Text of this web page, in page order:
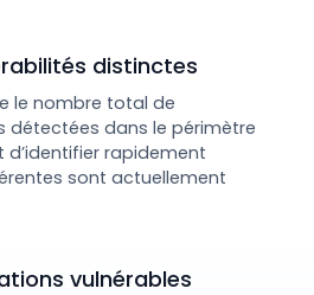
distinctes
le nombre total de
détectées dans le périmètre
d’identifier rapidement
sont actuellement
vulnérables